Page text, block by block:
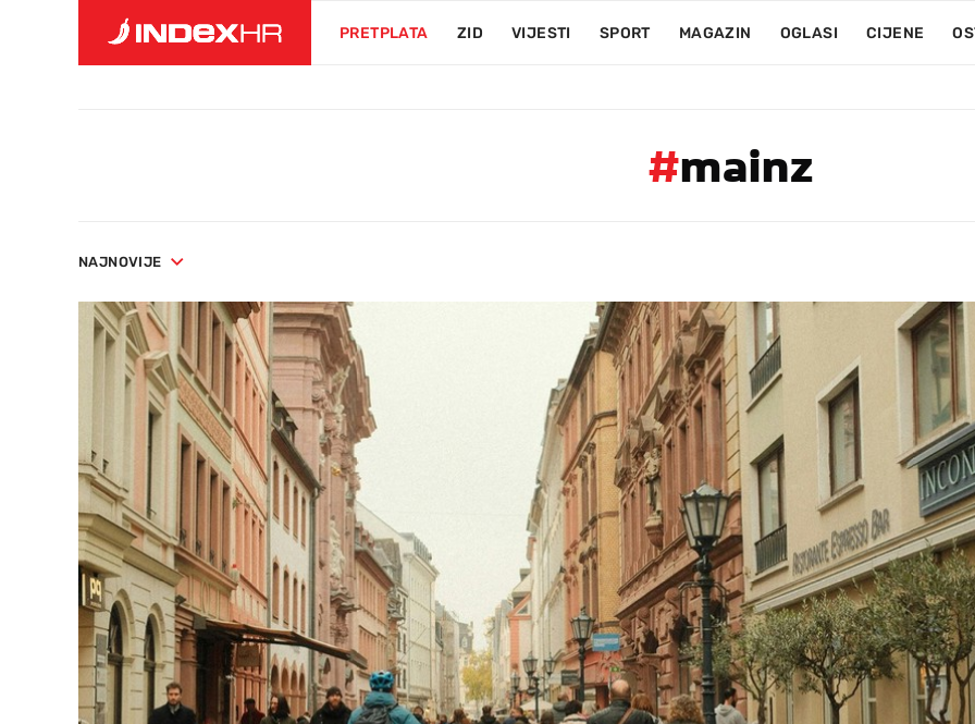
PRETPLATA ZID VIJESTI SPORT MAGAZIN OGLASI CIJENE
#mainz
NAJNOVIJE